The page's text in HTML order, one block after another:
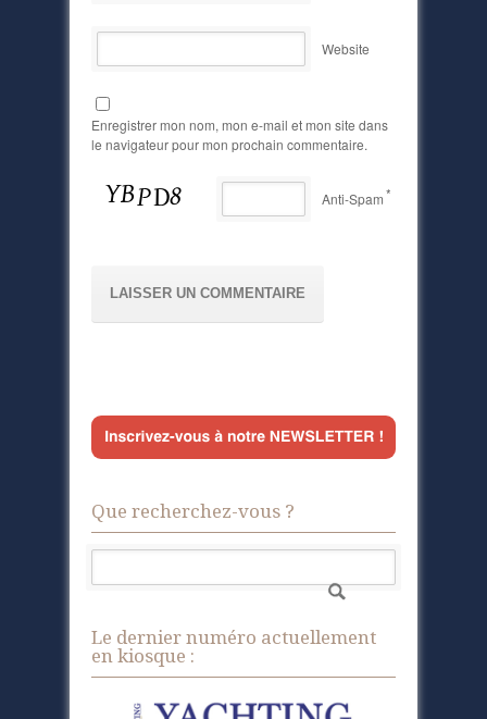
Website
Enregistrer mon nom, mon e-mail et mon site dans
le navigateur pour mon prochain commentaire.
Anti-Spam*
Que recherchez-vous ?
Le dernier numéro actuellement
en kiosque :